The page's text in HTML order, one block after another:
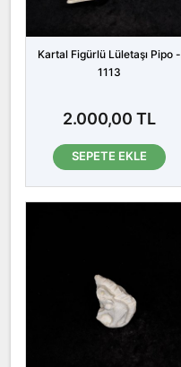
Kartal Figürlü Lületaşı Pipo -
1113
2.000,00 TL
SEPETE EKLE